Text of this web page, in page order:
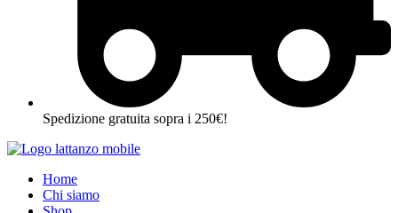
Spedizione gratuita sopra i 250€!
Home
Chi siamo